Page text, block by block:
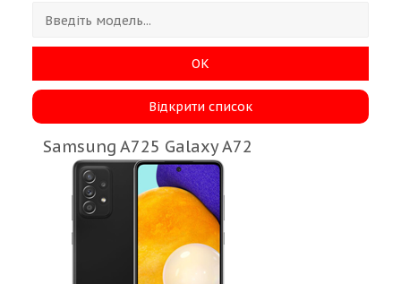
ОК
Відкрити список
Samsung A725 Galaxy A72